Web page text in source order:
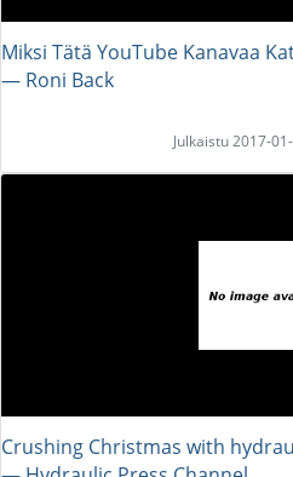
Miksi Tätä YouTube Kanavaa
― Roni Back
Julkaistu 2017-
Crushing Christmas with